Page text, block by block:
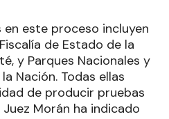
este proceso incluyen
de Estado de la
y Parques Nacionales y
Nación. Todas ellas
de producir pruebas
Morán ha indicado